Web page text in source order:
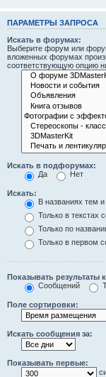
ПАРАМЕТРЫ ЗАПРОСА
Искать в форумах:
Выберите форум или
вложенных форумах
соответствующую опцию
Искать в подфорумах:
Да
Нет
Искать:
В названиях тем
Только в текстах
Только по
Только в первом
Показывать результаты
Сообщений
Поле сортировки:
Искать сообщения за:
Показывать первые: